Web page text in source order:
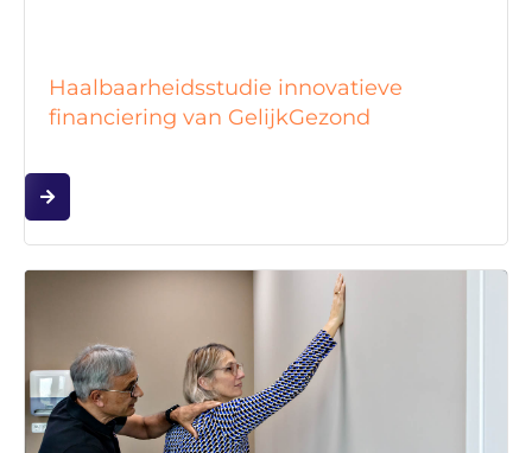
Haalbaarheidsstudie innovatieve
financiering van GelijkGezond